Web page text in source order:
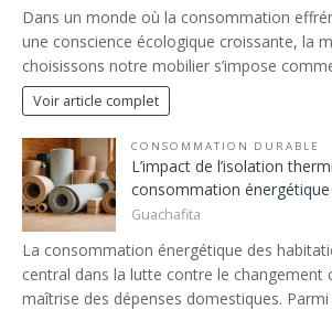
Dans un monde où la consommation
une conscience écologique croissante, la
choisissons notre mobilier s’impose
Voir article complet
CONSOMMATION DURABLE
L’impact de l’isolation
consommation
Guachafita
La consommation énergétique des
central dans la lutte contre le changement
maîtrise des dépenses domestiques.